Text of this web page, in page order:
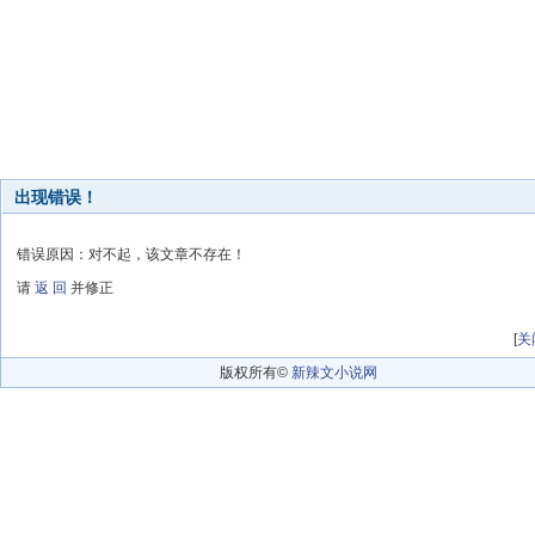
出现错误！
错误原因：对不起，该文章不存在！
请 返 回 并修正
[关
版权所有© 新辣文小说网